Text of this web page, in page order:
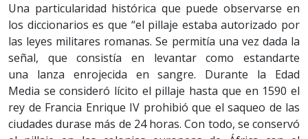
Una particularidad histórica que puede observarse en
los diccionarios es que “el pillaje estaba autorizado por
las leyes militares romanas. Se permitía una vez dada la
señal, que consistía en levantar como estandarte
una lanza enrojecida en sangre. Durante la Edad
Media se consideró lícito el pillaje hasta que en 1590 el
rey de Francia Enrique IV prohibió que el saqueo de las
ciudades durase más de 24 horas. Con todo, se conservó